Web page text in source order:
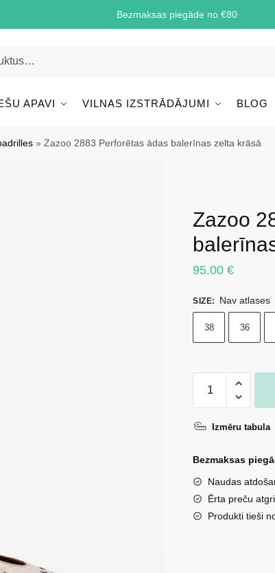
Bezmaksas piegāde no €80
APAVI VILNAS IZSTRĀDĀJUMI BLOG
»Zazoo 2883 Perforētas ādas balerīnas zelta krāsā
Zazoo
95.00€
SIZE: Nav atlases
38 36
2883
ādas
zelta
krāsā
daudzums
Izmēru tabula
Bezmaksas
Naudas
Ērta preču
Produkti tieši